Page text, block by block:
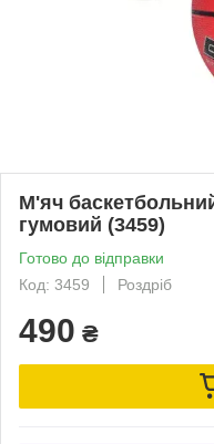
М'яч
гумовий (3459)
Готово до відправки
Код: 3459
Роздріб
490 ₴